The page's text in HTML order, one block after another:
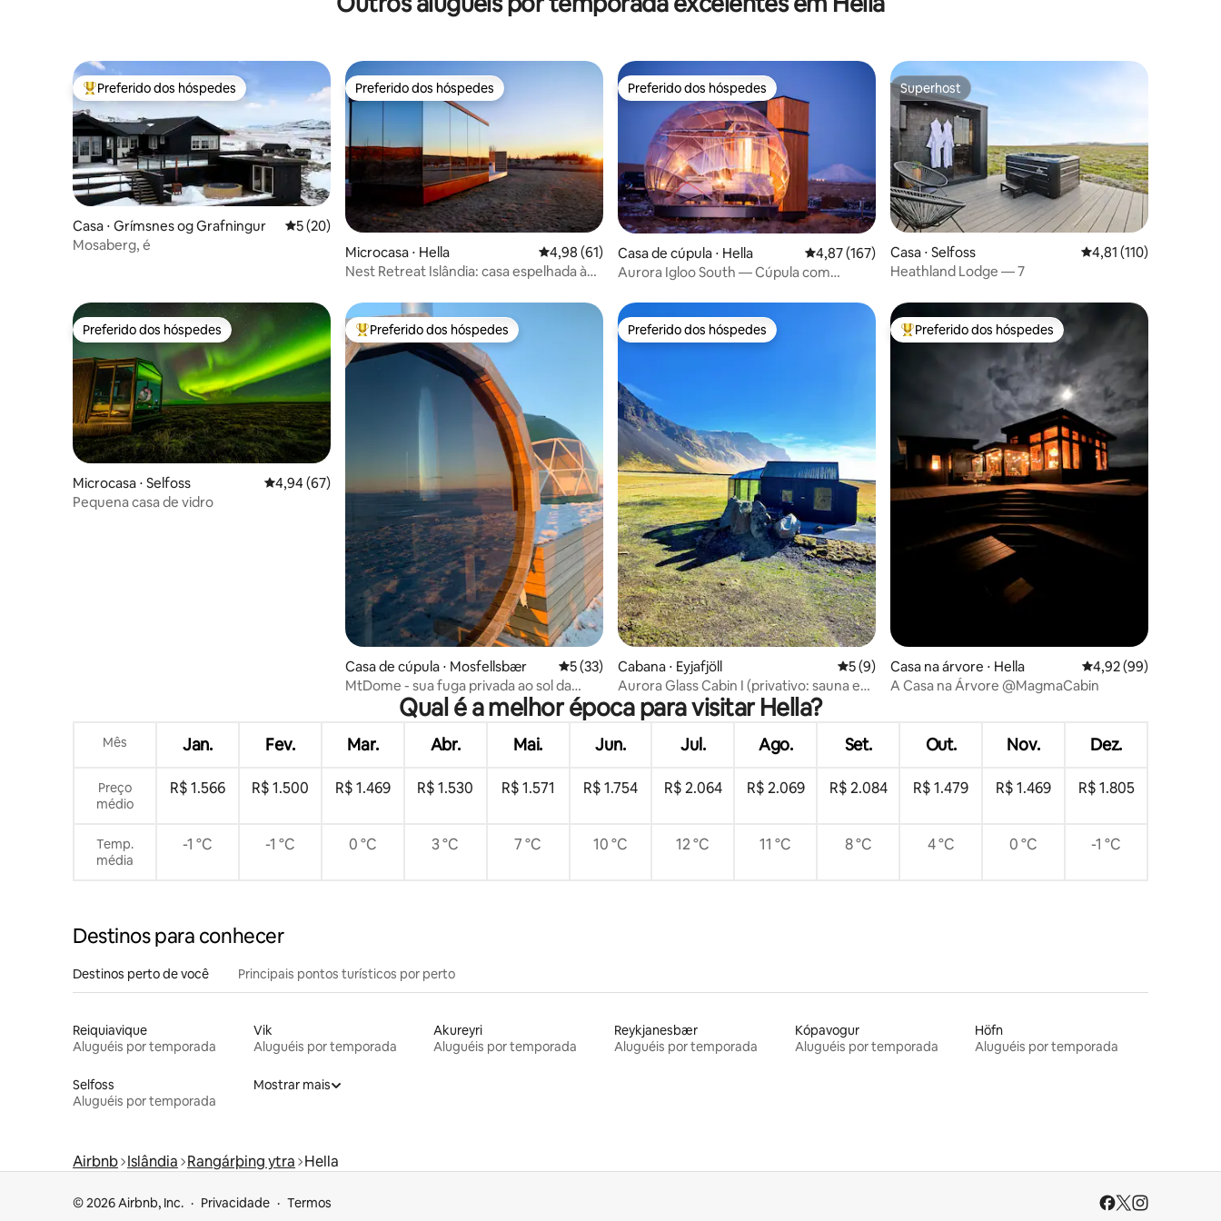
Entre os melhores preferidos dos hóspedes
Preferido dos hóspedes
Casa ⋅ Grímsnes og Grafningur 5 de uma avaliação média de 5, 20 avaliações
5 (20)
Mosaberg, é
Preferido dos hóspedes
Preferido dos hóspedes
Microcasa ⋅ Hella 4,98 de uma avaliação média de 5, 61 avaliações
4,98 (61)
Nest Retreat Islândia: casa espelhada à
Preferido dos hóspedes
Preferido dos hóspedes
Casa de cúpula ⋅ Hella 4,87 de uma avaliação média de 5, 167 avaliações
4,87 (167)
Aurora Igloo South — Cúpula com
Superhost
Superhost
Casa ⋅ Selfoss 4,81 de uma avaliação
4,81 (110)
Heathland Lodge — 7
Preferido dos hóspedes
Preferido dos hóspedes
Microcasa ⋅ Selfoss 4,94 de uma avaliação média de 5, 67 avaliações
4,94 (67)
Pequena casa de vidro
Entre os melhores preferidos dos hóspedes
Preferido dos hóspedes
Casa de cúpula ⋅ Mosfellsbær 5 de uma avaliação média de 5, 33 avaliações
5 (33)
MtDome - sua fuga privada ao sol da
meia-noite
Preferido dos hóspedes
Preferido dos hóspedes
Cabana ⋅ Eyjafjöll 5 de uma avaliação média de 5, 9 avaliações
5 (9)
Aurora Glass Cabin I (privativo: sauna e
jacuzzi)
Entre os melhores preferidos dos hóspedes
Preferido dos hóspedes
Casa na árvore ⋅ Hella 4,92 de uma
4,92 (99)
A Casa na Árvore @MagmaCabin
Qual é a melhor época para visitar Hella?
Mês Jan. Fev. Mar. Abr. Mai. Jun. Jul. Ago. Set. Out. Nov. Dez.
Preço
médio
R$ 1.566 R$ 1.500 R$ 1.469 R$ 1.530 R$ 1.571 R$ 1.754 R$ 2.064 R$ 2.069 R$ 2.084 R$ 1.479 R$ 1.469 R$ 1.805
Temp.
média
-1 °C -1 °C 0 °C 3 °C 7 °C 10 °C 12 °C 11 °C 8 °C 4 °C 0 °C -1 °C
Destinos para conhecer
Destinos perto de você Principais pontos turísticos por perto
Reiquiavique
Aluguéis por temporada
Vik
Aluguéis por temporada
Akureyri
Aluguéis por temporada
Reykjanesbær
Aluguéis por temporada
Kópavogur
Aluguéis por temporada
Höfn
Aluguéis por temporada
Selfoss
Aluguéis por temporada
Mostrar mais
Airbnb Islândia Rangárþing ytra Hella
© 2026 Airbnb, Inc. Privacidade Termos